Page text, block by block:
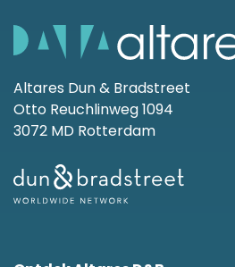
Altares Dun & Bradstreet
Otto Reuchlinweg 1094
3072 MD Rotterdam